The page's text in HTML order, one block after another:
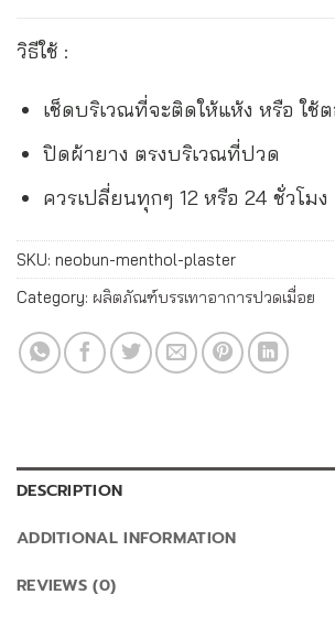
วิธีใช้ :
เช็ดบริเวณที่จะติดให้แห้ง หรือ ใช้
ปิดผ้ายาง ตรงบริเวณที่ปวด
ควรเปลี่ยนทุกๆ 12 หรือ 24 ชั่วโมง
SKU: neobun-menthol-plaster
Category: ผลิตภัณฑ์บรรเทาอาการปวดเมื่อย
DESCRIPTION
ADDITIONAL INFORMATION
REVIEWS (0)